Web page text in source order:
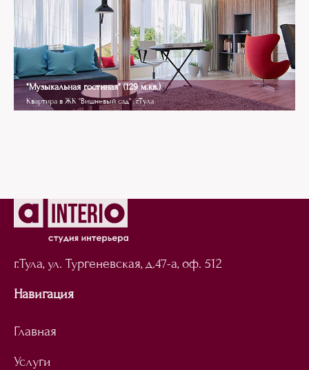
"Музыкальная гостиная" (129 м.кв.)
Квартира в ЖК "Вишневый сад" , г.Тула
г.Тула, ул. Тургеневская,д.47-а, оф. 512
Навигация
Главная
Услуги